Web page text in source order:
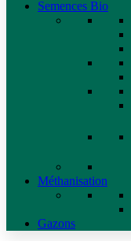
Semences Bio
Méthanisation
Gazons